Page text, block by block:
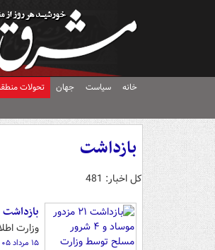
خانه سیاست جهان تحولات
بازداشت
کل اخبار: 481
بازداشت ۲۱ مزدور موساد و ۴ شرور مسلح توسط وزارت اطلاعات
وزارت اطلاعات اعلام کرد: ۲۱ عامل موساد
۱۵ مرداد ۰۵ - ۱۳:۴۵